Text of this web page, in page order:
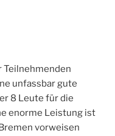
Teilnehmenden
unfassbar gute
8 Leute für die
enorme Leistung ist
vorweisen